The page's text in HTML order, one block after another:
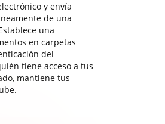
y envía
de una
una
en carpetas
del
tiene acceso a tus
mantiene tus